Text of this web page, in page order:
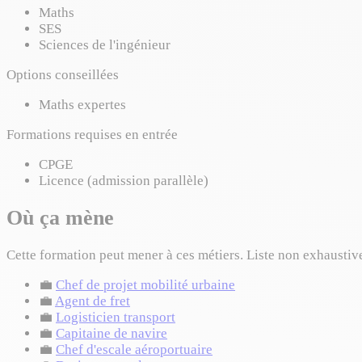
Maths
SES
Sciences de l'ingénieur
Options conseillées
Maths expertes
Formations requises en entrée
CPGE
Licence (admission parallèle)
Où ça mène
Cette formation peut mener à ces métiers. Liste non
💼 Chef de projet mobilité urbaine
💼 Agent de fret
💼 Logisticien transport
💼 Capitaine de navire
💼 Chef d'escale aéroportuaire